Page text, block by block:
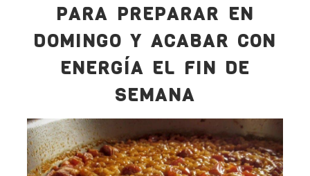
PARA PREPARAR EN
DOMINGO Y ACABAR CON
ENERGÍA EL FIN DE
SEMANA